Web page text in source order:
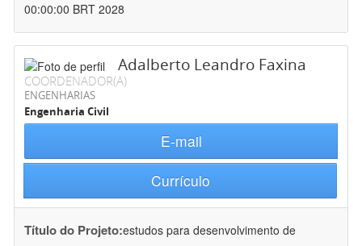
00:00:00 BRT 2028
Adalberto Leandro Faxina
COORDENADOR(A)
ENGENHARIAS
Engenharia Civil
E-mail
Currículo
Título do Projeto:estudos para desenvolvimento de